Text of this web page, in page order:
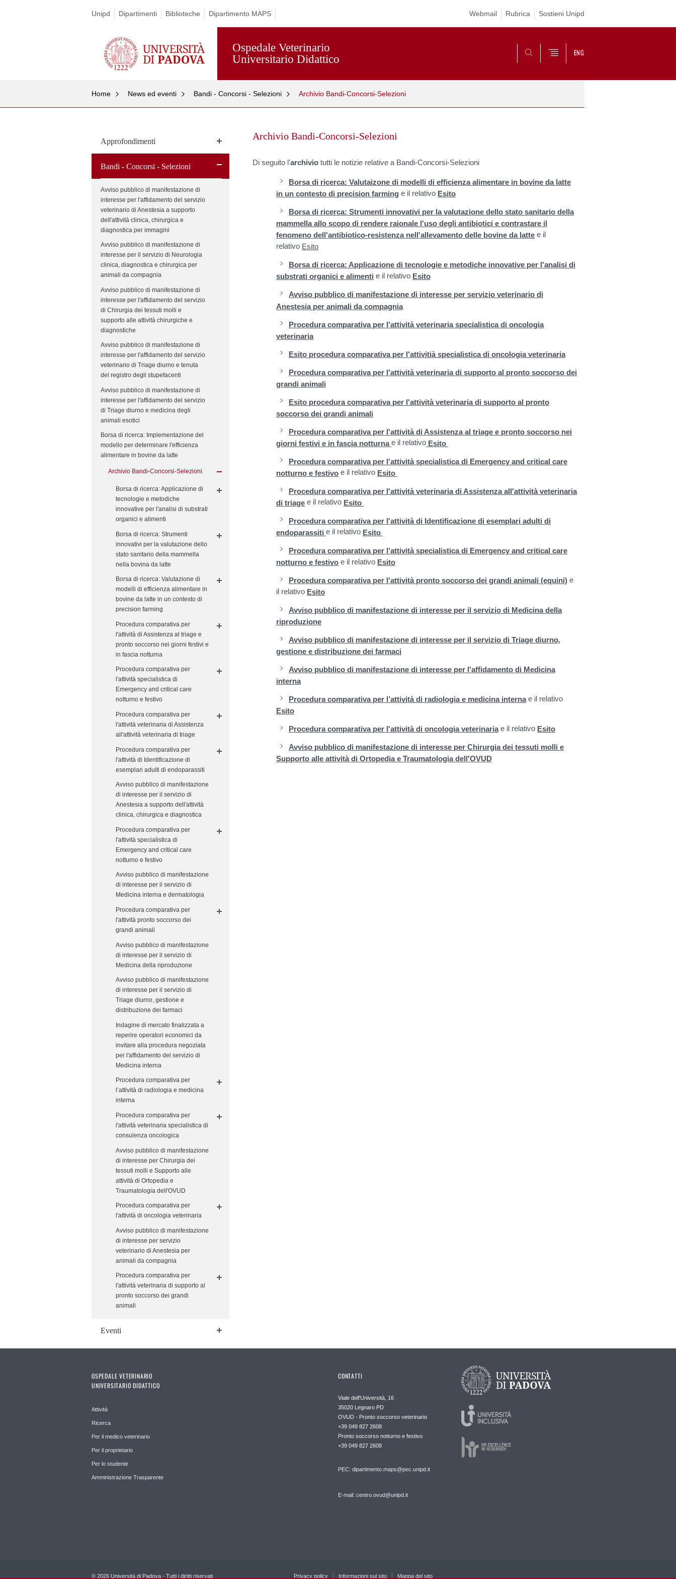
Unipd Dipartimenti Biblioteche Dipartimento MAPS Webmail Rubrica Sostieni Unipd
Ospedale Veterinario
Universitario Didattico
CERCAENG
Home News ed eventi Bandi - Concorsi - Selezioni Archivio Bandi-Concorsi-Selezioni
Approfondimenti
Bandi - Concorsi - Selezioni
Avviso pubblico di manifestazione di
interesse per l'affidamento del servizio
veterinario di Anestesia a supporto
dell'attività clinica, chirurgica e
diagnostica per immagini
Avviso pubblico di manifestazione di
interesse per il servizio di Neurologia
clinica, diagnostica e chirurgica per
animali da compagnia
Avviso pubblico di manifestazione di
interesse per l'affidamento del servizio
di Chirurgia dei tessuti molli e
supporto alle attività chirurgiche e
diagnostiche
Avviso pubblico di manifestazione di
interesse per l'affidamento del servizio
veterinario di Triage diurno e tenuta
del registro degli stupefacenti
Avviso pubblico di manifestazione di
interesse per l'affidamento del servizio
di Triage diurno e medicina degli
animali esotici
Borsa di ricerca: Implementazione del
modello per determinare l'efficienza
alimentare in bovine da latte
Archivio Bandi-Concorsi-Selezioni
Borsa di ricerca: Applicazione di
tecnologie e metodiche
innovative per l'analisi di substrati
organici e alimenti
Borsa di ricerca: Strumenti
innovativi per la valutazione dello
stato sanitario della mammella
nella bovina da latte
Borsa di ricerca: Valutazione di
modelli di efficienza alimentare in
bovine da latte in un contesto di
precision farming
Procedura comparativa per
l'attività di Assistenza al triage e
pronto soccorso nei giorni festivi e
in fascia notturna
Procedura comparativa per
l'attività specialistica di
Emergency and critical care
notturno e festivo
Procedura comparativa per
l'attività veterinaria di Assistenza
all'attività veterinaria di triage
Procedura comparativa per
l'attività di Identificazione di
esemplari adulti di endoparassiti
Avviso pubblico di manifestazione
di interesse per il servizio di
Anestesia a supporto dell'attività
clinica, chirurgica e diagnostica
Procedura comparativa per
l'attività specialistica di
Emergency and critical care
notturno e festivo
Avviso pubblico di manifestazione
di interesse per il servizio di
Medicina interna e dermatologia
Procedura comparativa per
l'attività pronto soccorso dei
grandi animali
Avviso pubblico di manifestazione
di interesse per il servizio di
Medicina della riproduzione
Avviso pubblico di manifestazione
di interesse per il servizio di
Triage diurno, gestione e
distribuzione dei farmaci
Indagine di mercato finalizzata a
reperire operatori economici da
invitare alla procedura negoziata
per l'affidamento del servizio di
Medicina interna
Procedura comparativa per
l’attività di radiologia e medicina
interna
Procedura comparativa per
l'attività veterinaria specialistica di
consulenza oncologica
Avviso pubblico di manifestazione
di interesse per Chirurgia dei
tessuti molli e Supporto alle
attività di Ortopedia e
Traumatologia dell'OVUD
Procedura comparativa per
l'attività di oncologia veterinaria
Avviso pubblico di manifestazione
di interesse per servizio
veterinario di Anestesia per
animali da compagnia
Procedura comparativa per
l'attività veterinaria di supporto al
pronto soccorso dei grandi
animali
Eventi
Archivio Bandi-Concorsi-Selezioni
Di seguito l'archivio tutti le notizie relative a Bandi-Concorsi-Selezioni
Borsa di ricerca: Valutaizone di modelli di efficienza alimentare in bovine da latte
in un contesto di precision farming e il relativo Esito
Borsa di ricerca: Strumenti innovativi per la valutazione dello stato sanitario della
mammella allo scopo di rendere raionale l'uso degli antibiotici e contrastare il
fenomeno dell'antibiotico-resistenza nell'allevamento delle bovine da latte e il
relativo Esito
Borsa di ricerca: Applicazione di tecnologie e metodiche innovative per l'analisi di
substrati organici e alimenti e il relativo Esito
Avviso pubblico di manifestazione di interesse per servizio veterinario di
Anestesia per animali da compagnia
Procedura comparativa per l'attività veterinaria specialistica di oncologia
veterinaria
Esito procedura comparativa per l'attivitià specialistica di oncologia veterinaria
Procedura comparativa per l'attività veterinaria di supporto al pronto soccorso dei
grandi animali
Esito procedura comparativa per l'attività veterinaria di supporto al pronto
soccorso dei grandi animali
Procedura comparativa per l'attività di Assistenza al triage e pronto soccorso nei
giorni festivi e in fascia notturna e il relativo Esito
Procedura comparativa per l'attività specialistica di Emergency and critical care
notturno e festivo e il relativo Esito
Procedura comparativa per l'attività veterinaria di Assistenza all'attività veterinaria
di triage e il relativo Esito
Procedura comparativa per l'attività di Identificazione di esemplari adulti di
endoparassiti e il relativo Esito
Procedura comparativa per l'attività specialistica di Emergency and critical care
notturno e festivo e il relativo Esito
Procedura comparativa per l'attività pronto soccorso dei grandi animali (equini) e
il relativo Esito
Avviso pubblico di manifestazione di interesse per il servizio di Medicina della
riproduzione
Avviso pubblico di manifestazione di interesse per il servizio di Triage diurno,
gestione e distribuzione dei farmaci
Avviso pubblico di manifestazione di interesse per l'affidamento di Medicina
interna
Procedura comparativa per l’attività di radiologia e medicina interna e il relativo
Esito
Procedura comparativa per l'attività di oncologia veterinaria e il relativo Esito
Avviso pubblico di manifestazione di interesse per Chirurgia dei tessuti molli e
Supporto alle attività di Ortopedia e Traumatologia dell'OVUD
OSPEDALE VETERINARIO
UNIVERSITARIO DIDATTICO
Attività
Ricerca
Per il medico veterinario
Per il proprietario
Per lo studente
Amministrazione Trasparente
CONTATTI
Viale dell'Università, 16
35020 Legnaro PD
OVUD - Pronto soccorso veterinario
+39 049 827 2608
Pronto soccorso notturno e festivo
+39 049 827 2608
PEC: dipartimento.maps@pec.unipd.it
E-mail: centro.ovud@unipd.it
© 2026 Università di Padova - Tutti i diritti riservati Privacy policy Informazioni sul sito Mappa del sito